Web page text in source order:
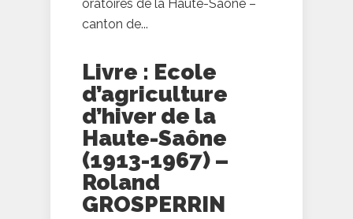
oratoires de la Haute-Saône –
canton de...
Livre : Ecole
d’agriculture
d’hiver de la
Haute-Saône
(1913-1967) –
Roland
GROSPERRIN